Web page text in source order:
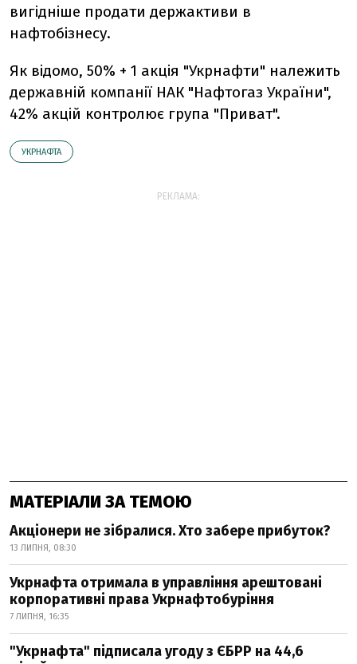
вигідніше продати держактиви в
нафтобізнесу.
Як відомо, 50% + 1 акція "Укрнафти" належить
державній компанії НАК "Нафтогаз України",
42% акцій контролює група "Приват".
УКРНАФТА
РЕКЛАМА:
МАТЕРІАЛИ ЗА ТЕМОЮ
Акціонери не зібралися. Хто забере прибуток?
13 ЛИПНЯ, 08:30
Укрнафта отримала в управління арештовані
корпоративні права Укрнафтобуріння
7 ЛИПНЯ, 16:35
"Укрнафта" підписала угоду з ЄБРР на 44,6